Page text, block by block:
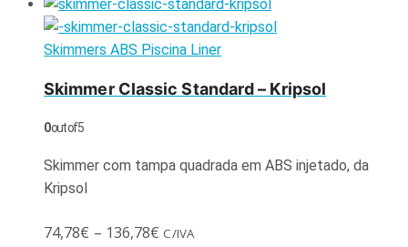
Skimmers ABS Piscina Liner
Skimmer Classic Standard – Kripsol
0out of 5
Skimmer com tampa quadrada em ABS injetado, da
Kripsol
74,78€ – 136,78€ C/IVA